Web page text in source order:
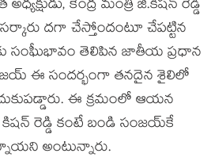
అధ్య‌క్షుడు, కేంద్ర మంత్రి జి.కిష‌న్ రెడ్డి
దగా చేస్తోందంటూ చేప‌ట్టిన
సంఘీభావం తెలిపిన జాతీయ ప్రధాన
ఈ సంద‌ర్భంగా త‌న‌దైన శైలిలో
ఈ క్ర‌మంలో ఆయ‌న
కిష‌న్ రెడ్డి కంటే బండి సంజ‌య్‌కే
అంటున్నారు.